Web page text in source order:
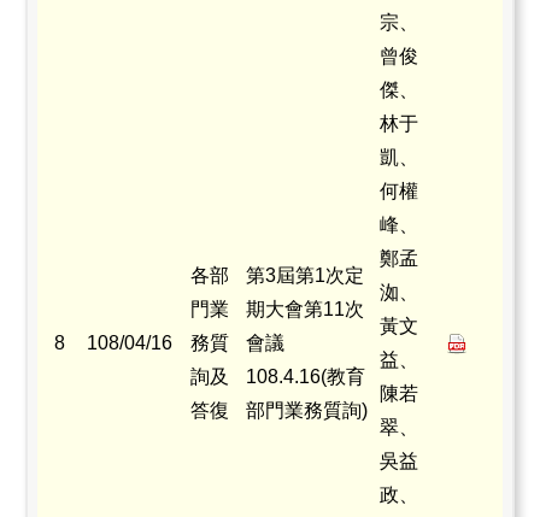
8 108/04/16
各部
門業
務質
詢及
答復
第3屆第1次定
期大會第11次
會議
108.4.16(教育
部門業務質詢)
宗、
曾俊
傑、
林于
凱、
何權
峰、
鄭孟
洳、
黃文
益、
陳若
翠、
吳益
政、